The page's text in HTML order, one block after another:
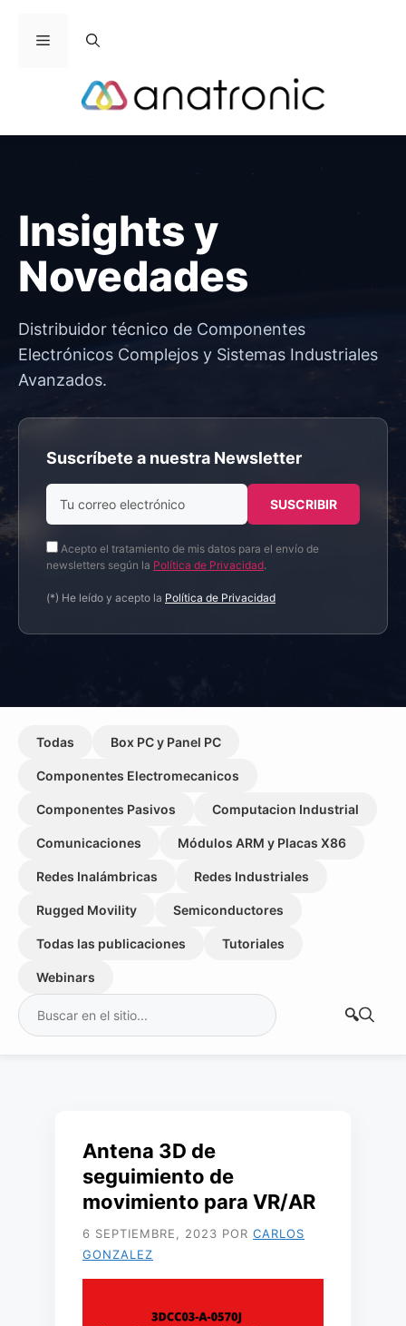
Menú
Insights y
Novedades
Distribuidor técnico de Componentes
Electrónicos Complejos y Sistemas Industriales
Avanzados.
Suscríbete a nuestra Newsletter
Acepto el tratamiento de mis datos para el envío de
newsletters según la Política de Privacidad.
(*) He leído y acepto la Política de Privacidad
Todas Box PC y Panel PC
Componentes Electromecanicos
Componentes Pasivos Computacion Industrial
Comunicaciones Módulos ARM y Placas X86
Redes Inalámbricas Redes Industriales
Rugged Movility Semiconductores
Todas las publicaciones Tutoriales
Webinars
Buscar:
Antena 3D de
seguimiento de
movimiento para VR/AR
6 SEPTIEMBRE, 2023 POR CARLOS
GONZALEZ